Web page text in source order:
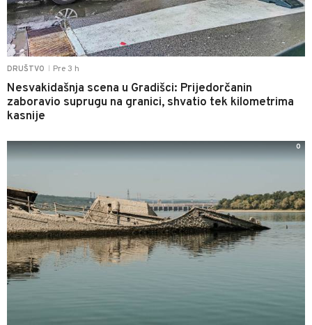
DRUŠTVO Pre 3 h
Nesvakidašnja scena u Gradišci: Prijedorčanin
zaboravio suprugu na granici, shvatio tek kilometrima
kasnije
0